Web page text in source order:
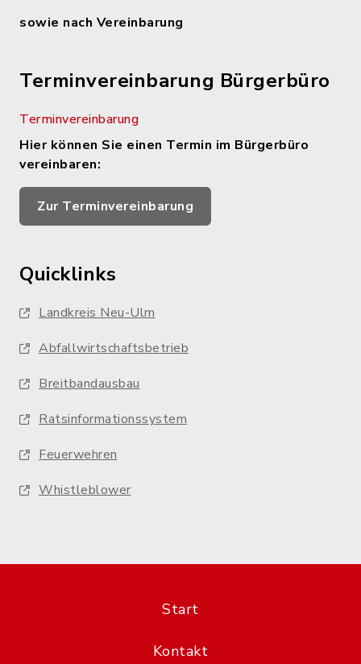
sowie nach Vereinbarung
Terminvereinbarung Bürgerbüro
Terminvereinbarung
Hier können Sie einen Termin im Bürgerbüro
vereinbaren:
Zur Terminvereinbarung
Quicklinks
Landkreis Neu-Ulm
Abfallwirtschaftsbetrieb
Breitbandausbau
Ratsinformationssystem
Feuerwehren
Whistleblower
Start
Kontakt